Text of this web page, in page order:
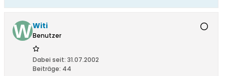
Witi
Benutzer
Dabei seit: 31.07.2002
Beiträge: 44